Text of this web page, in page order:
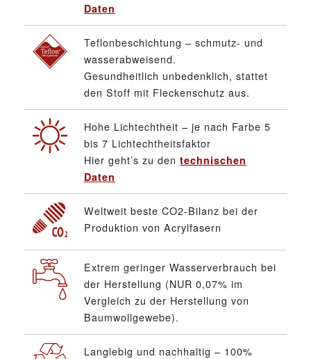
Daten
Teflonbeschichtung – schmutz- und
wasserabweisend.
Gesundheitlich unbedenklich, stattet
den Stoff mit Fleckenschutz aus.
Hohe Lichtechtheit – je nach Farbe 5
bis 7 Lichtechtheitsfaktor
Hier geht’s zu den technischen
Daten
Weltweit beste CO2-Bilanz bei der
Produktion von Acrylfasern
Extrem geringer Wasserverbrauch bei
der Herstellung (NUR 0,07% im
Vergleich zu der Herstellung von
Baumwollgewebe).
Langlebig und nachhaltig – 100%